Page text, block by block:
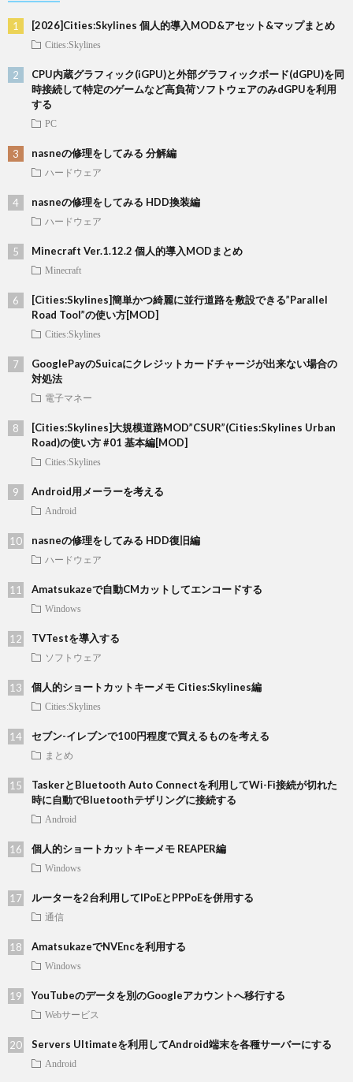
[2026]Cities:Skylines 個人的導入MOD&アセット&マップまとめ
Cities:Skylines
CPU内蔵グラフィック(iGPU)と外部グラフィックボード(dGPU)を同
時接続して特定のゲームなど高負荷ソフトウェアのみdGPUを利用
する
PC
nasneの修理をしてみる 分解編
ハードウェア
nasneの修理をしてみる HDD換装編
ハードウェア
Minecraft Ver.1.12.2 個人的導入MODまとめ
Minecraft
[Cities:Skylines]簡単かつ綺麗に並行道路を敷設できる”Parallel
Road Tool”の使い方[MOD]
Cities:Skylines
GooglePayのSuicaにクレジットカードチャージが出来ない場合の
対処法
電子マネー
[Cities:Skylines]大規模道路MOD”CSUR”(Cities:Skylines Urban
Road)の使い方 #01 基本編[MOD]
Cities:Skylines
Android用メーラーを考える
Android
nasneの修理をしてみる HDD復旧編
ハードウェア
Amatsukazeで自動CMカットしてエンコードする
Windows
TVTestを導入する
ソフトウェア
個人的ショートカットキーメモ Cities:Skylines編
Cities:Skylines
セブン-イレブンで100円程度で買えるものを考える
まとめ
TaskerとBluetooth Auto Connectを利用してWi-Fi接続が切れた
時に自動でBluetoothテザリングに接続する
Android
個人的ショートカットキーメモ REAPER編
Windows
ルーターを2台利用してIPoEとPPPoEを併用する
通信
AmatsukazeでNVEncを利用する
Windows
YouTubeのデータを別のGoogleアカウントへ移行する
Webサービス
Servers Ultimateを利用してAndroid端末を各種サーバーにする
Android